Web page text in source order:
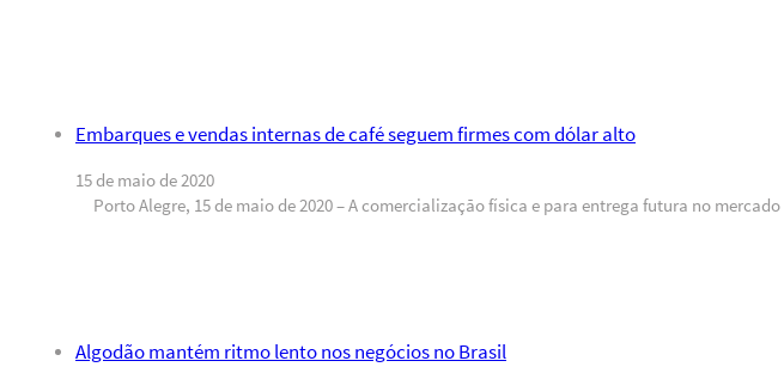
Embarques e vendas internas de café seguem firmes com dólar alto
15 de maio de 2020
Porto Alegre, 15 de maio de 2020 – A comercialização física e para entrega futura no
Algodão mantém ritmo lento nos negócios no Brasil